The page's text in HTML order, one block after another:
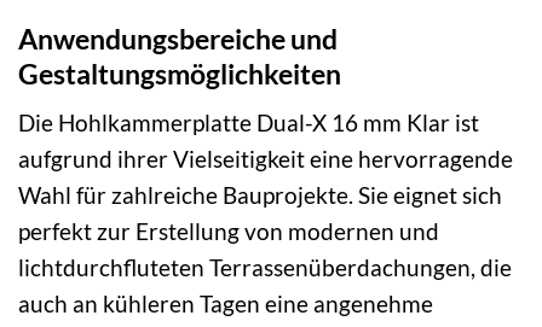
Anwendungsbereiche und
Gestaltungsmöglichkeiten
Die Hohlkammerplatte Dual-X 16 mm Klar ist
aufgrund ihrer Vielseitigkeit eine hervorragende
Wahl für zahlreiche Bauprojekte. Sie eignet sich
perfekt zur Erstellung von modernen und
lichtdurchfluteten Terrassenüberdachungen, die
auch an kühleren Tagen eine angenehme